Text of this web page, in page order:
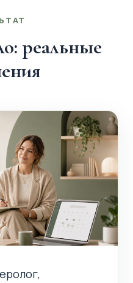
реальные